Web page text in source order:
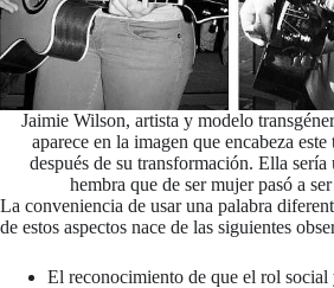
Jaimie Wilson, artista y modelo
aparece en la imagen que encabeza
después de su transformación. Ella
hembra que de ser mujer pasó a
La conveniencia de usar una palabra
de estos aspectos nace de las siguientes
El reconocimiento de que el rol social